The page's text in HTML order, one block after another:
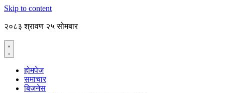
Skip to content
२०८३ श्रावण २५ सोमबार
होमपेज
समाचार
बिजनेस